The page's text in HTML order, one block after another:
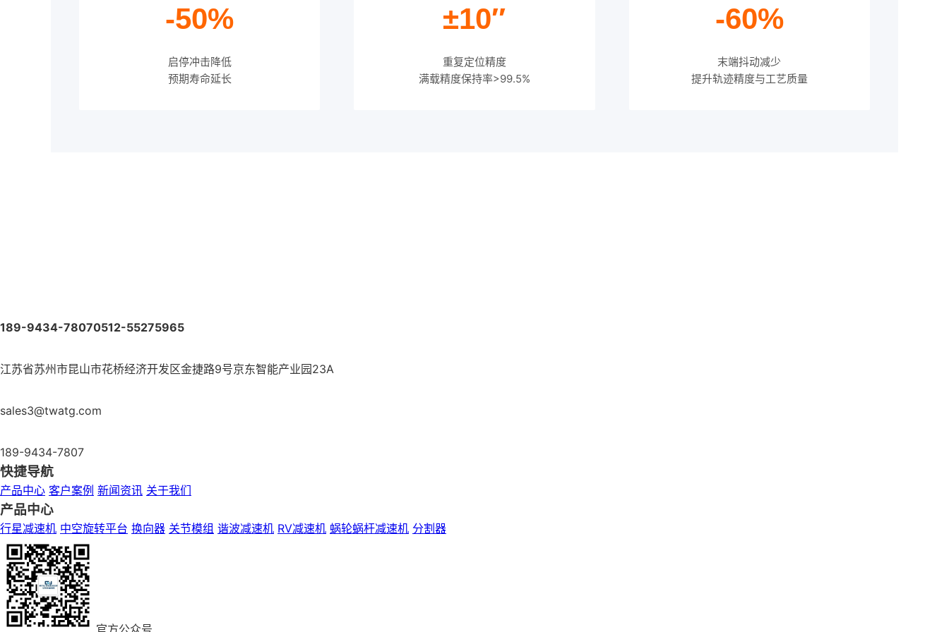
-50%
启停冲击降低
预期寿命延长
±10″
重复定位精度
满载精度保持率>99.5%
-60%
末端抖动减少
提升轨迹精度与工艺质量
189-9434-78070512-55275965
江苏省苏州市昆山市花桥经济开发区金捷路9号京东智能产业园23A
sales3@twatg.com
189-9434-7807
快捷导航
产品中心 客户案例 新闻资讯 关于我们
产品中心
行星减速机 中空旋转平台 换向器 关节模组 谐波减速机 RV减速机 蜗轮蜗杆减速机 分割器
官方公众号